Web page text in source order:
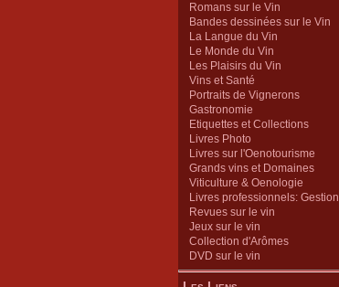
Romans sur le Vin
Bandes dessinées sur le Vin
La Langue du Vin
Le Monde du Vin
Les Plaisirs du Vin
Vins et Santé
Portraits de Vignerons
Gastronomie
Etiquettes et Collections
Livres Photo
Livres sur l'Oenotourisme
Grands vins et Domaines
Viticulture & Oenologie
Livres professionnels: Gestion
Revues sur le vin
Jeux sur le vin
Collection d'Arômes
DVD sur le vin